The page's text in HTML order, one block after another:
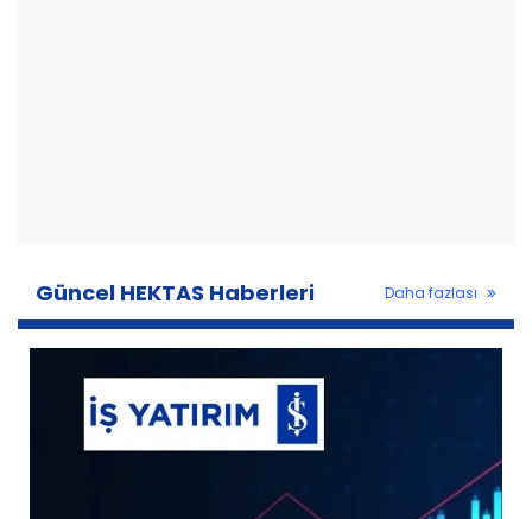
Güncel HEKTAS Haberleri Daha fazlası